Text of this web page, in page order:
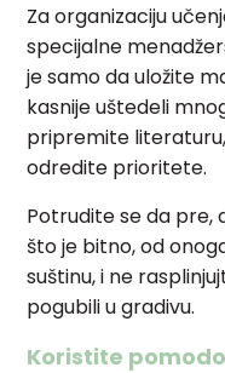
Za organizaciju
specijalne
je samo da uložite
kasnije uštedeli
pripremite
odredite prioritete.
Potrudite se da pre,
što je bitno, od
suštinu, i ne
pogubili u gradivu.
Koristite